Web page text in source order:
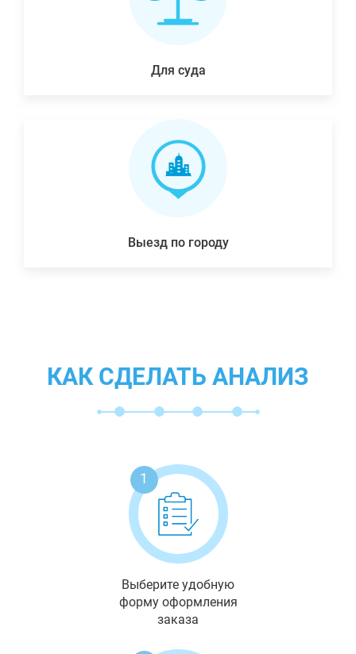
Для суда
Выезд по городу
КАК СДЕЛАТЬ АНАЛИЗ
1
Выберите удобную
форму оформления
заказа